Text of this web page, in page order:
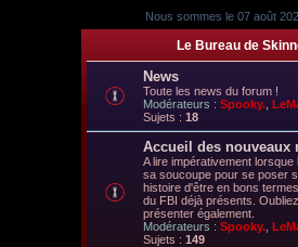
Nous sommes le 07 août
Le Bureau de
News
Toute les news du forum !
Modérateurs : Spooky.
Sujets : 18
Accueil des nouveaux
A lire impérativement lorsque
sa soucoupe pour se poser
histoire d'être en bons
du FBI déjà présents.
présenter également.
Modérateurs : Spooky.
Sujets : 149